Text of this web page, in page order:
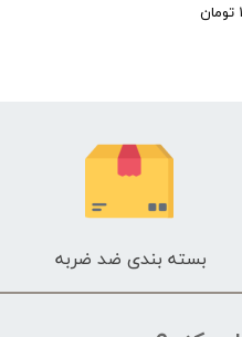
بسته بندی ضد ضربه